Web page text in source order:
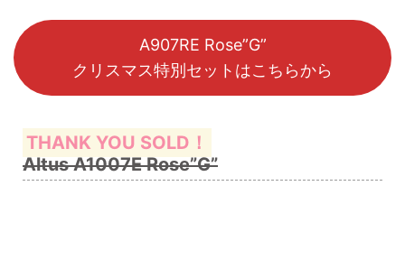
A907RE Rose”G”
クリスマス特別セットはこちらから
THANK YOU SOLD！
Altus A1007E Rose”G”